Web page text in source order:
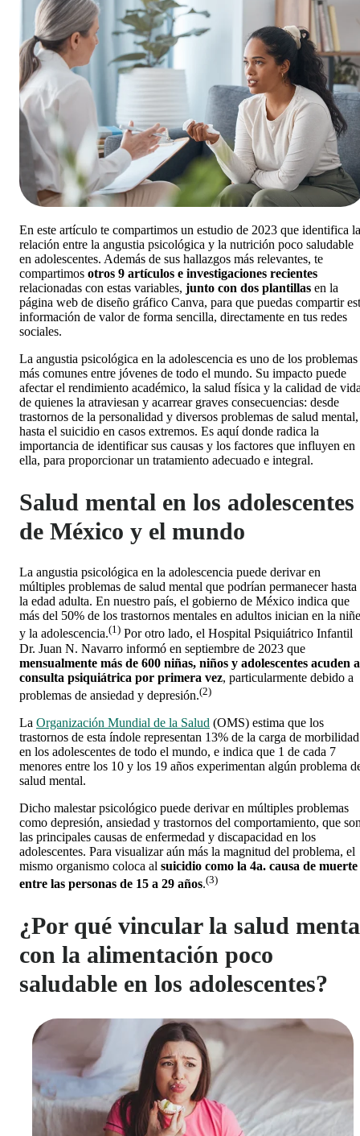
En este artículo te compartimos un estudio de 2023 que identifica la
relación entre la angustia psicológica y la nutrición poco saludable
en adolescentes. Además de sus hallazgos más relevantes, te
compartimos otros 9 artículos e investigaciones recientes
relacionadas con estas variables, junto con dos plantillas en la
página web de diseño gráfico Canva, para que puedas compartir
información de valor de forma sencilla, directamente en tus redes
sociales.
La angustia psicológica en la adolescencia es uno de los problemas
más comunes entre jóvenes de todo el mundo. Su impacto puede
afectar el rendimiento académico, la salud física y la calidad de
de quienes la atraviesan y acarrear graves consecuencias: desde
trastornos de la personalidad y diversos problemas de salud mental,
hasta el suicidio en casos extremos. Es aquí donde radica la
importancia de identificar sus causas y los factores que influyen en
ella, para proporcionar un tratamiento adecuado e integral.
Salud mental en los adolescentes
de México y el mundo
La angustia psicológica en la adolescencia puede derivar en
múltiples problemas de salud mental que podrían permanecer hasta
la edad adulta. En nuestro país, el gobierno de México indica que
más del 50% de los trastornos mentales en adultos inician en la
y la adolescencia.(1) Por otro lado, el Hospital Psiquiátrico Infantil
Dr. Juan N. Navarro informó en septiembre de 2023 que
mensualmente más de 600 niñas, niños y adolescentes acuden a
consulta psiquiátrica por primera vez, particularmente debido a
problemas de ansiedad y depresión.(2)
La Organización Mundial de la Salud (OMS) estima que los
trastornos de esta índole representan 13% de la carga de morbilidad
en los adolescentes de todo el mundo, e indica que 1 de cada 7
menores entre los 10 y los 19 años experimentan algún problema
salud mental.
Dicho malestar psicológico puede derivar en múltiples problemas
como depresión, ansiedad y trastornos del comportamiento, que
las principales causas de enfermedad y discapacidad en los
adolescentes. Para visualizar aún más la magnitud del problema, el
mismo organismo coloca al suicidio como la 4a. causa de muerte
entre las personas de 15 a 29 años.(3)
¿Por qué vincular la salud
con la alimentación poco
saludable en los adolescentes?